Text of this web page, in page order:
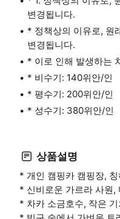
변경됩니다.
* 정책상의 이유로, 원
변경됩니다.
* 이로 인해 발생하는
* 비수기: 140위안/인
* 평수기: 200위안/인
* 성수기: 380위안/인
상품설명
* 개인 캠핑카 캠핑장,
* 신비로운 가르라 사원,
* 차카 소금호수, 작은